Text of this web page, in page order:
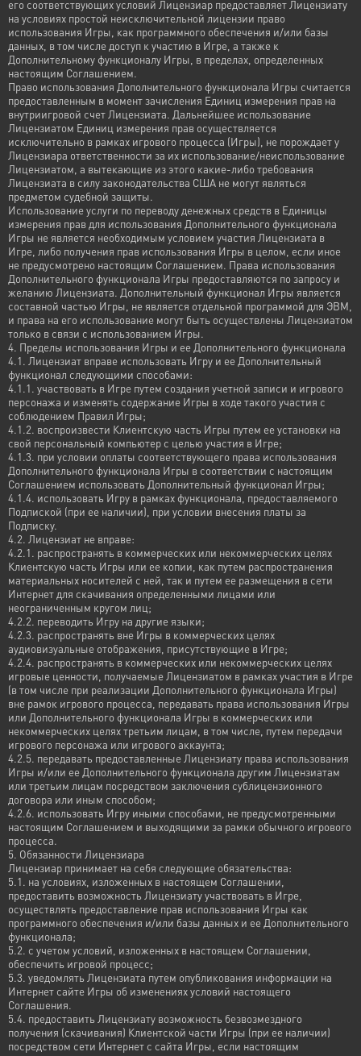
его соответствующих условий Лицензиар предоставляет Лицензиату
на условиях простой неисключительной лицензии право
использования Игры, как программного обеспечения и/или базы
данных, в том числе доступ к участию в Игре, а также к
Дополнительному функционалу Игры, в пределах, определенных
настоящим Соглашением.
Право использования Дополнительного функционала Игры считается
предоставленным в момент зачисления Единиц измерения прав на
внутриигровой счет Лицензиата. Дальнейшее использование
Лицензиатом Единиц измерения прав осуществляется
исключительно в рамках игрового процесса (Игры), не порождает у
Лицензиара ответственности за их использование/неиспользование
Лицензиатом, а вытекающие из этого какие-либо требования
Лицензиата в силу законодательства США не могут являться
предметом судебной защиты.
Использование услуги по переводу денежных средств в Единицы
измерения прав для использования Дополнительного функционала
Игры не является необходимым условием участия Лицензиата в
Игре, либо получения прав использования Игры в целом, если иное
не предусмотрено настоящим Соглашением. Права использования
Дополнительного функционала Игры предоставляются по запросу и
желанию Лицензиата. Дополнительный функционал Игры является
составной частью Игры, не является отдельной программой для ЭВМ,
и права на его использование могут быть осуществлены Лицензиатом
только в связи с использованием Игры.
4. Пределы использования Игры и ее Дополнительного функционала
4.1. Лицензиат вправе использовать Игру и ее Дополнительный
функционал следующими способами:
4.1.1. участвовать в Игре путем создания учетной записи и игрового
персонажа и изменять содержание Игры в ходе такого участия с
соблюдением Правил Игры;
4.1.2. воспроизвести Клиентскую часть Игры путем ее установки на
свой персональный компьютер с целью участия в Игре;
4.1.3. при условии оплаты соответствующего права использования
Дополнительного функционала Игры в соответствии с настоящим
Соглашением использовать Дополнительный функционал Игры;
4.1.4. использовать Игру в рамках функционала, предоставляемого
Подпиской (при ее наличии), при условии внесения платы за
Подписку.
4.2. Лицензиат не вправе:
4.2.1. распространять в коммерческих или некоммерческих целях
Клиентскую часть Игры или ее копии, как путем распространения
материальных носителей с ней, так и путем ее размещения в сети
Интернет для скачивания определенными лицами или
неограниченным кругом лиц;
4.2.2. переводить Игру на другие языки;
4.2.3. распространять вне Игры в коммерческих целях
аудиовизуальные отображения, присутствующие в Игре;
4.2.4. распространять в коммерческих или некоммерческих целях
игровые ценности, получаемые Лицензиатом в рамках участия в Игре
(в том числе при реализации Дополнительного функционала Игры)
вне рамок игрового процесса, передавать права использования Игры
или Дополнительного функционала Игры в коммерческих или
некоммерческих целях третьим лицам, в том числе, путем передачи
игрового персонажа или игрового аккаунта;
4.2.5. передавать предоставленные Лицензиату права использования
Игры и/или ее Дополнительного функционала другим Лицензиатам
или третьим лицам посредством заключения сублицензионного
договора или иным способом;
4.2.6. использовать Игру иными способами, не предусмотренными
настоящим Соглашением и выходящими за рамки обычного игрового
процесса.
5. Обязанности Лицензиара
Лицензиар принимает на себя следующие обязательства:
5.1. на условиях, изложенных в настоящем Соглашении,
предоставить возможность Лицензиату участвовать в Игре,
осуществлять предоставление прав использования Игры как
программного обеспечения и/или базы данных и ее Дополнительного
функционала;
5.2. с учетом условий, изложенных в настоящем Соглашении,
обеспечить игровой процесс;
5.3. уведомлять Лицензиата путем опубликования информации на
Интернет сайте Игры об изменениях условий настоящего
Соглашения.
5.4. предоставить Лицензиату возможность безвозмездного
получения (скачивания) Клиентской части Игры (при ее наличии)
посредством сети Интернет с сайта Игры, если настоящим